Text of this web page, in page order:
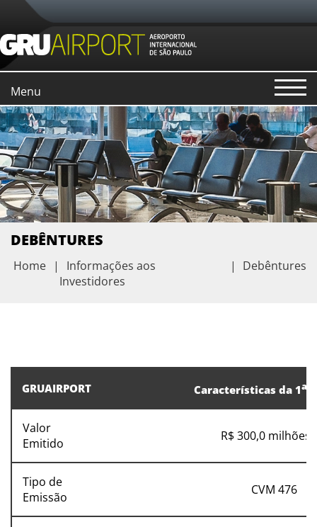
Menu
DEBÊNTURES
Home |
Informações aos
Investidores
| Debêntures
GRUAIRPORT Características da 1a
Valor
Emitido
R$ 300,0 milhões
Tipo de
Emissão
CVM 476